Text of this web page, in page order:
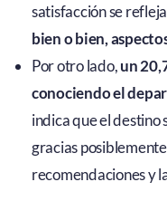
satisfacción se
bien o bien,
Por otro lado,un
conociendo el
indica que el destino
gracias
recomendaciones y